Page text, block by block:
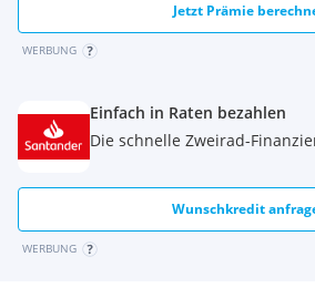
Jetzt Prämie
WERBUNG
Einfach in Raten bezahlen
Die schnelle Zweirad-
Wunschkredit
WERBUNG